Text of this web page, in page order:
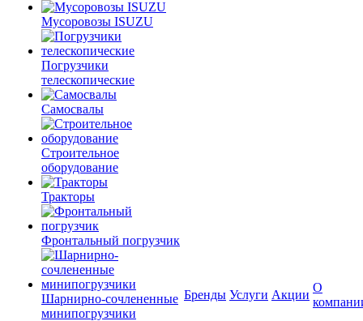
Мусоровозы ISUZU
Погрузчики
телескопические
Самосвалы
Строительное
оборудование
Тракторы
Фронтальный погрузчик
Шарнирно-сочлененные
минипогрузчики
Бренды Услуги Акции
О